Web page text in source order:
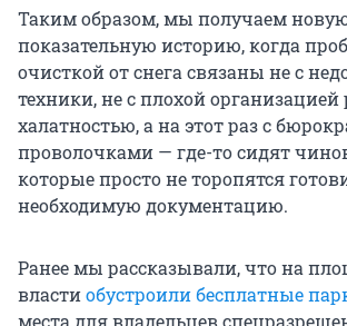
Таким образом, мы получаем
показательную историю, когда
очисткой от снега связаны не с
техники, не с плохой организацией
халатностью, а на этот раз с
проволочками — где-то сидят
которые просто не торопятся
необходимую документацию.
Ранее мы рассказывали, что на
властиобустроили бесплатные